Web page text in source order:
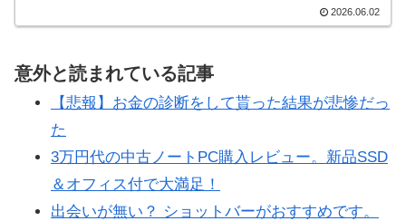
2026.06.02
意外と読まれている記事
【悲報】お金の診断をして貰った結果が悲惨だっ
た
3万円代の中古ノートPC購入レビュー。新品SSD
＆オフィス付で大満足！
出会いが無い？ ショットバーがおすすめです。